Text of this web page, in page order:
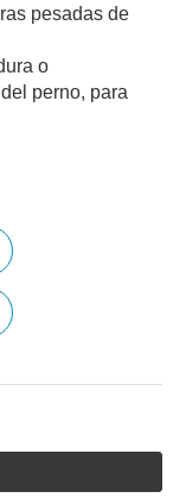
pesadas de
o
perno, para